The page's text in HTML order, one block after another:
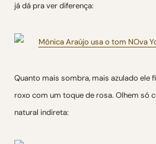
já dá pra ver diferença:
Quanto mais sombra, mais azulado ele
roxo com um toque de rosa. Olhem só
natural indireta: